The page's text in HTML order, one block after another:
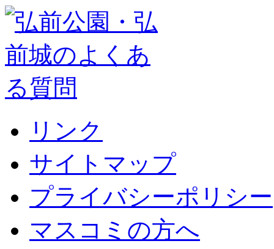
リンク
サイトマップ
プライバシーポリシー
マスコミの方へ